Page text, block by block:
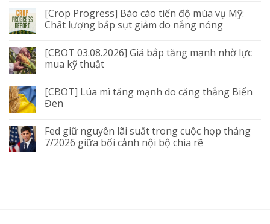
[Crop Progress] Báo cáo tiến độ mùa vụ Mỹ:
Chất lượng bắp sụt giảm do nắng nóng
[CBOT 03.08.2026] Giá bắp tăng mạnh nhờ lực
mua kỹ thuật
[CBOT] Lúa mì tăng mạnh do căng thẳng Biển
Đen
Fed giữ nguyên lãi suất trong cuộc họp tháng
7/2026 giữa bối cảnh nội bộ chia rẽ